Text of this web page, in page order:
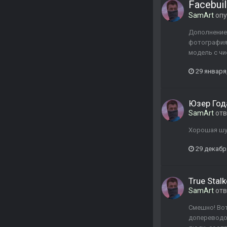
SamArt
модель с
29
Юзер
SamArt
Хорошая
29
True
SamArt
Смешно!